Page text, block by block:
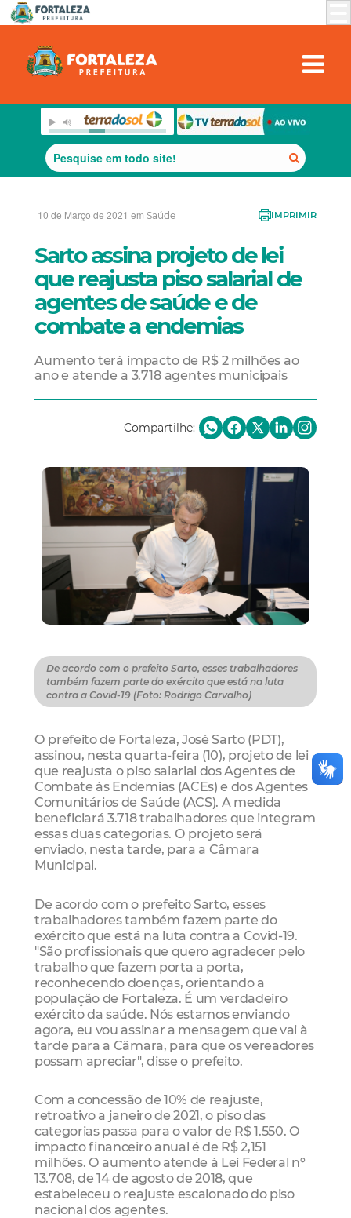
10 de Março de 2021 em Saúde IMPRIMIR
Sarto assina projeto de lei
que reajusta piso salarial de
agentes de saúde e de
combate a endemias
Aumento terá impacto de R$ 2 milhões ao
ano e atende a 3.718 agentes municipais
Compartilhe:
De acordo com o prefeito Sarto, esses trabalhadores
também fazem parte do exército que está na luta
contra a Covid-19 (Foto: Rodrigo Carvalho)
O prefeito de Fortaleza, José Sarto (PDT),
assinou, nesta quarta-feira (10), projeto de lei
que reajusta o piso salarial dos Agentes de
Combate às Endemias (ACEs) e dos Agentes
Comunitários de Saúde (ACS). A medida
beneficiará 3.718 trabalhadores que integram
essas duas categorias. O projeto será
enviado, nesta tarde, para a Câmara
Municipal.
De acordo com o prefeito Sarto, esses
trabalhadores também fazem parte do
exército que está na luta contra a Covid-19.
"São profissionais que quero agradecer pelo
trabalho que fazem porta a porta,
reconhecendo doenças, orientando a
população de Fortaleza. É um verdadeiro
exército da saúde. Nós estamos enviando
agora, eu vou assinar a mensagem que vai à
tarde para a Câmara, para que os vereadores
possam apreciar", disse o prefeito.
Com a concessão de 10% de reajuste,
retroativo a janeiro de 2021, o piso das
categorias passa para o valor de R$ 1.550. O
impacto financeiro anual é de R$ 2,151
milhões. O aumento atende à Lei Federal nº
13.708, de 14 de agosto de 2018, que
estabeleceu o reajuste escalonado do piso
nacional dos agentes.